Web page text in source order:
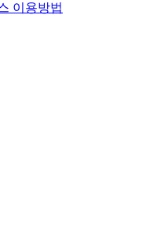
이용방법